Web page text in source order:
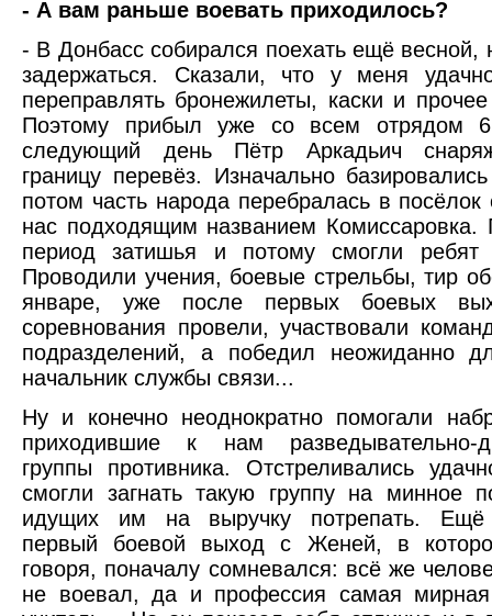
- А вам раньше воевать приходилось?
- В Донбасс собирался поехать ещё весной,
задержаться. Сказали, что у меня
переправлять бронежилеты, каски и
Поэтому прибыл уже со всем отрядом
следующий день Пётр Аркадьич
границу перевёз. Изначально
потом часть народа перебралась в
нас подходящим названием
период затишья и потому смогли ребят
Проводили учения, боевые стрельбы, тир
январе, уже после первых боевых
соревнования провели, участвовали
подразделений, а победил неожиданно
начальник службы связи...
Ну и конечно неоднократно помогали
приходившие к нам разведывательно-
группы противника. Отстреливались
смогли загнать такую группу на минное
идущих им на выручку потрепать. Ещё
первый боевой выход с Женей, в
говоря, поначалу сомневался: всё же
не воевал, да и профессия самая